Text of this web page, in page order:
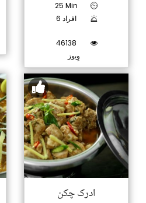
25 Min
6 افراد
46138
وِیوز
ادرک چکن